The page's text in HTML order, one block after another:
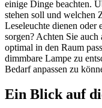
einige Dinge beachten.
stehen soll und welchen
Leseleuchte dienen oder
sorgen? Achten Sie
optimal in den Raum
dimmbare Lampe zu
Bedarf anpassen zu
Ein Blick auf